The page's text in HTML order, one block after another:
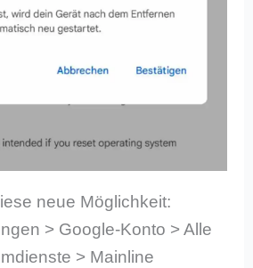
neue Möglichkeit:
> Google-Konto > Alle
> Mainline